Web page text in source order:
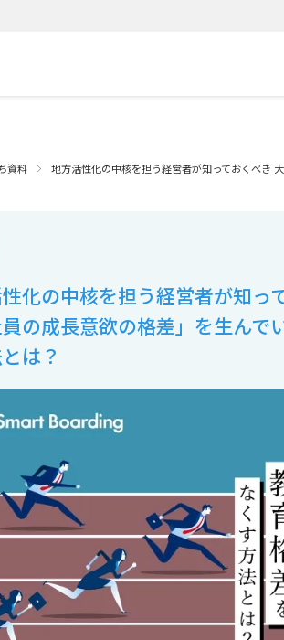
資料 地方活性化の中核を担う経営者が知っておくべき
化の中核を担う経営者が知っ
の成長意欲の格差」を生んで
は？